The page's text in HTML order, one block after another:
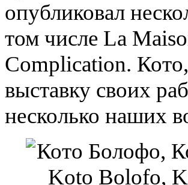
опубликовал
том числе La
Complication.
выставку своих
несколько наших